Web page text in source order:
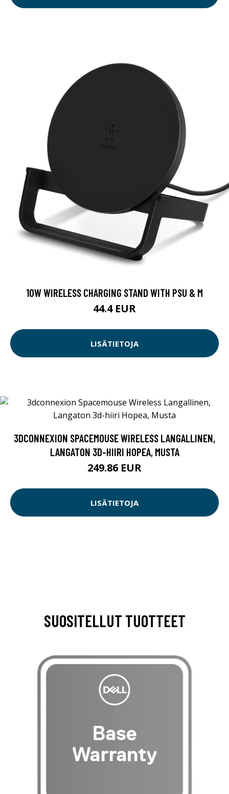
10W WIRELESS CHARGING STAND WITH PSU & M
44.4 EUR
LISÄTIETOJA
3DCONNEXION SPACEMOUSE WIRELESS LANGALLINEN,
LANGATON 3D-HIIRI HOPEA, MUSTA
249.86 EUR
LISÄTIETOJA
SUOSITELLUT TUOTTEET